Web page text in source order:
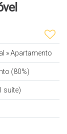
»Apartamento
(80%)
suíte)